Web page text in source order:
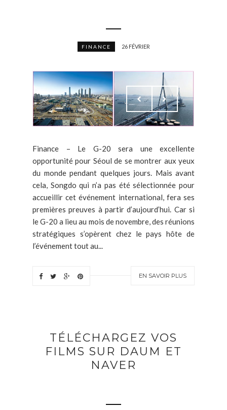
FINANCE 26 FÉVRIER
Finance – Le G-20 sera une excellente
opportunité pour Séoul de se montrer aux yeux
du monde pendant quelques jours. Mais avant
cela, Songdo qui n’a pas été sélectionnée pour
accueillir cet événement international, fera ses
premières preuves à partir d’aujourd’hui. Car si
le G-20 a lieu au mois de novembre, des réunions
stratégiques s’opèrent chez le pays hôte de
l’événement tout au...
EN SAVOIR PLUS
TÉLÉCHARGEZ VOS
FILMS SUR DAUM ET
NAVER